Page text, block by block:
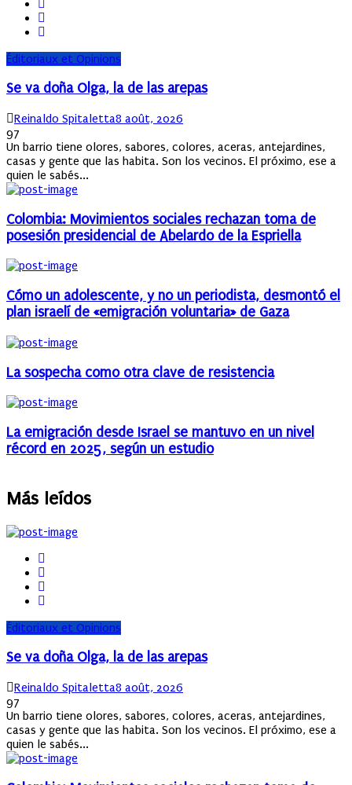
Éditoriaux et Opinions
Se va doña Olga, la de las arepas
Author
Reinaldo SpitalettaPosted
8 août, 2026
97
Un barrio tiene olores, sabores, colores, aceras, antejardines,
casas y gente que las habita. Son los vecinos. El próximo, ese a
quien le sabés...
Colombia: Movimientos sociales rechazan toma de
posesión presidencial de Abelardo de la Espriella
Cómo un adolescente, y no un periodista, desmontó el
plan israelí de «emigración voluntaria» de Gaza
La sospecha como otra clave de resistencia
La emigración desde Israel se mantuvo en un nivel
récord en 2025, según un estudio
Más leídos
Éditoriaux et Opinions
Se va doña Olga, la de las arepas
Author
Reinaldo SpitalettaPosted
8 août, 2026
97
Un barrio tiene olores, sabores, colores, aceras, antejardines,
casas y gente que las habita. Son los vecinos. El próximo, ese a
quien le sabés...